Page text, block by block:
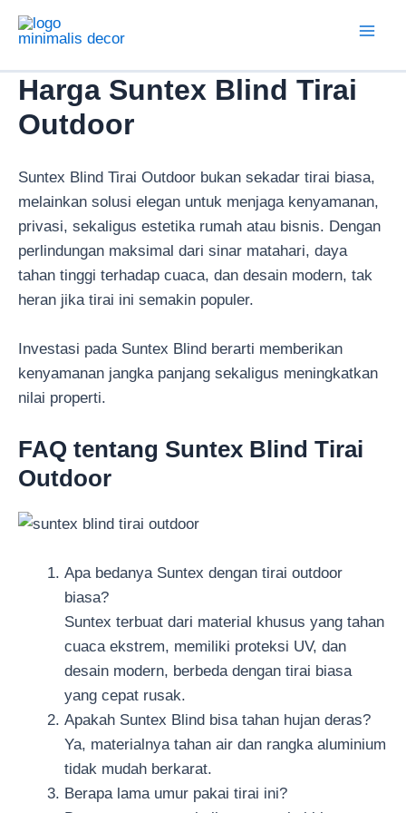
Lewati
Harga Suntex Blind Tirai
Outdoor
Suntex Blind Tirai Outdoor bukan sekadar tirai biasa,
melainkan solusi elegan untuk menjaga kenyamanan,
privasi, sekaligus estetika rumah atau bisnis. Dengan
perlindungan maksimal dari sinar matahari, daya
tahan tinggi terhadap cuaca, dan desain modern, tak
heran jika tirai ini semakin populer.
Investasi pada Suntex Blind berarti memberikan
kenyamanan jangka panjang sekaligus meningkatkan
nilai properti.
FAQ tentang Suntex Blind Tirai
Outdoor
Apa bedanya Suntex dengan tirai outdoor
biasa?
Suntex terbuat dari material khusus yang tahan
cuaca ekstrem, memiliki proteksi UV, dan
desain modern, berbeda dengan tirai biasa
yang cepat rusak.
Apakah Suntex Blind bisa tahan hujan deras?
Ya, materialnya tahan air dan rangka aluminium
tidak mudah berkarat.
Berapa lama umur pakai tirai ini?